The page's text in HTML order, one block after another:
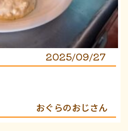
2025/09/27
おぐらのおじさん